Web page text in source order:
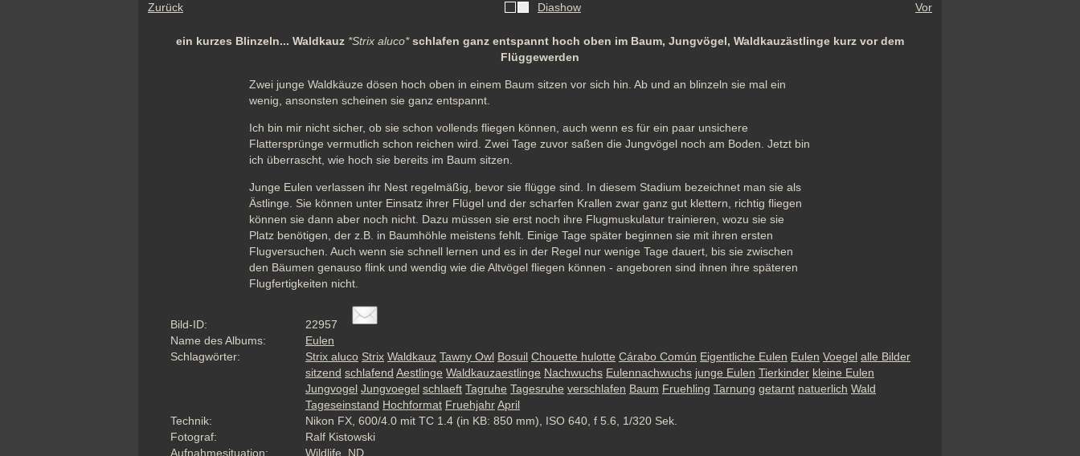
Zurück Diashow Vor
ein kurzes Blinzeln... Waldkauz *Strix aluco*schlafen ganz entspannt hoch oben im Baum, Jungvögel, Waldkauzästlinge kurz vor dem
Flüggewerden
Zwei junge Waldkäuze dösen hoch oben in einem Baum sitzen vor sich hin. Ab und an blinzeln sie mal ein
wenig, ansonsten scheinen sie ganz entspannt.
Ich bin mir nicht sicher, ob sie schon vollends fliegen können, auch wenn es für ein paar unsichere
Flattersprünge vermutlich schon reichen wird. Zwei Tage zuvor saßen die Jungvögel noch am Boden. Jetzt bin
ich überrascht, wie hoch sie bereits im Baum sitzen.
Junge Eulen verlassen ihr Nest regelmäßig, bevor sie flügge sind. In diesem Stadium bezeichnet man sie als
Ästlinge. Sie können unter Einsatz ihrer Flügel und der scharfen Krallen zwar ganz gut klettern, richtig fliegen
können sie dann aber noch nicht. Dazu müssen sie erst noch ihre Flugmuskulatur trainieren, wozu sie sie
Platz benötigen, der z.B. in Baumhöhle meistens fehlt. Einige Tage später beginnen sie mit ihren ersten
Flugversuchen. Auch wenn sie schnell lernen und es in der Regel nur wenige Tage dauert, bis sie zwischen
den Bäumen genauso flink und wendig wie die Altvögel fliegen können - angeboren sind ihnen ihre späteren
Flugfertigkeiten nicht.
Bild-ID:
22957
Name des Albums:
Eulen
Schlagwörter:
Strix aluco Strix Waldkauz Tawny Owl Bosuil Chouette hulotte Cárabo Común Eigentliche Eulen Eulen Voegel alle Bilder
sitzend schlafend Aestlinge Waldkauzaestlinge Nachwuchs Eulennachwuchs junge Eulen Tierkinder kleine Eulen
Jungvogel Jungvoegel schlaeft Tagruhe Tagesruhe verschlafen Baum Fruehling Tarnung getarnt natuerlich Wald
Tageseinstand Hochformat FruehjahrApril
Technik:
Nikon FX, 600/4.0 mit TC 1.4 (in KB: 850 mm), ISO 640, f 5.6, 1/320 Sek.
Fotograf:
Ralf Kistowski
Aufnahmesituation:
Wildlife, ND